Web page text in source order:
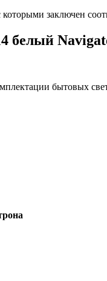
заключен
белый
бытовых